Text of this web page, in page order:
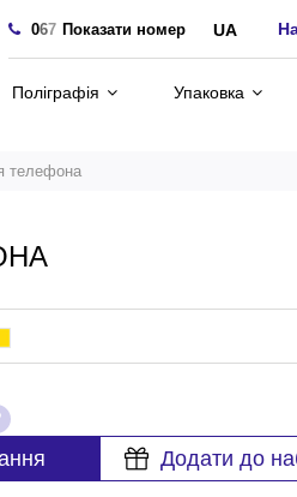
067 Показати номер UA
Поліграфія Упаковка
телефона
Додати до